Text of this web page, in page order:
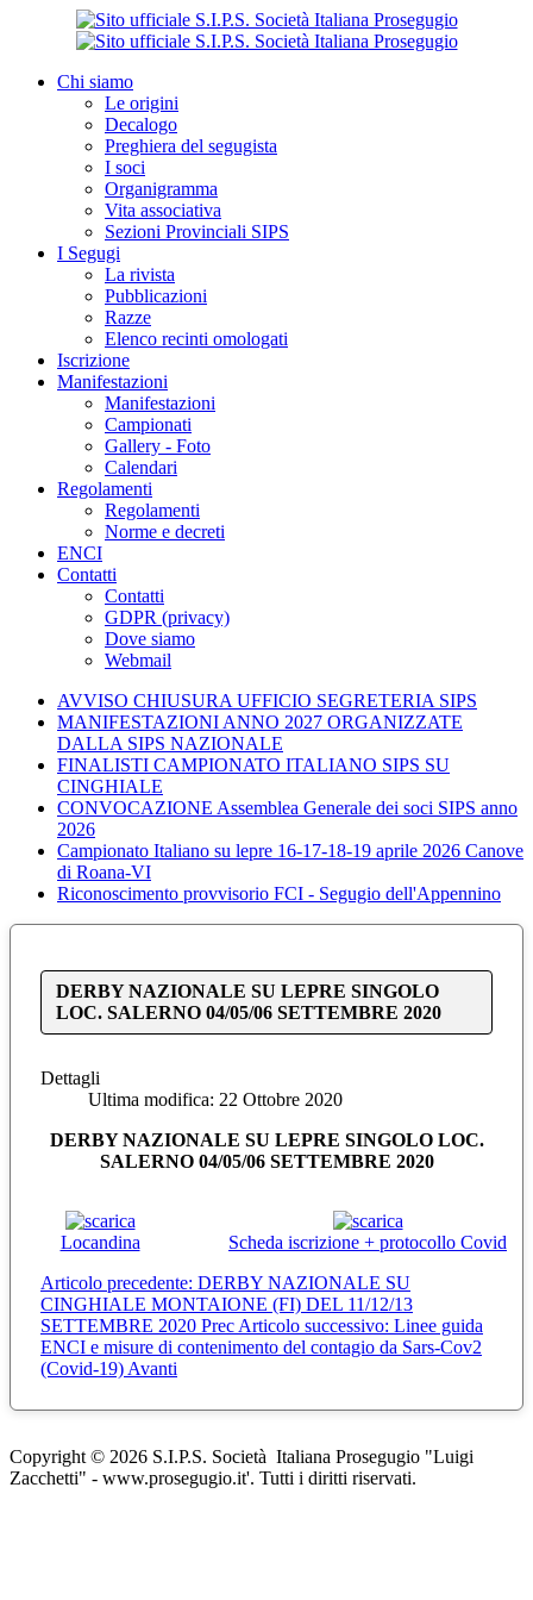
Chi siamo
Le origini
Decalogo
Preghiera del segugista
I soci
Organigramma
Vita associativa
Sezioni Provinciali SIPS
I Segugi
La rivista
Pubblicazioni
Razze
Elenco recinti omologati
Iscrizione
Manifestazioni
Manifestazioni
Campionati
Gallery - Foto
Calendari
Regolamenti
Regolamenti
Norme e decreti
ENCI
Contatti
Contatti
GDPR (privacy)
Dove siamo
Webmail
AVVISO CHIUSURA UFFICIO SEGRETERIA SIPS
MANIFESTAZIONI ANNO 2027 ORGANIZZATE
DALLA SIPS NAZIONALE
FINALISTI CAMPIONATO ITALIANO SIPS SU
CINGHIALE
CONVOCAZIONE Assemblea Generale dei soci SIPS anno
2026
Campionato Italiano su lepre 16-17-18-19 aprile 2026 Canove
di Roana-VI
Riconoscimento provvisorio FCI - Segugio dell'Appennino
DERBY NAZIONALE SU LEPRE SINGOLO
LOC. SALERNO 04/05/06 SETTEMBRE 2020
Dettagli
Ultima modifica: 22 Ottobre 2020
DERBY NAZIONALE SU LEPRE SINGOLO LOC.
SALERNO 04/05/06 SETTEMBRE 2020
Locandina
Scheda iscrizione + protocollo Covid
Articolo precedente: DERBY NAZIONALE SU
CINGHIALE MONTAIONE (FI) DEL 11/12/13
SETTEMBRE 2020 Prec Articolo successivo: Linee guida
ENCI e misure di contenimento del contagio da Sars-Cov2
(Covid-19) Avanti
Copyright © 2026 S.I.P.S. Società Italiana Prosegugio "Luigi
Zacchetti" - www.prosegugio.it'. Tutti i diritti riservati.